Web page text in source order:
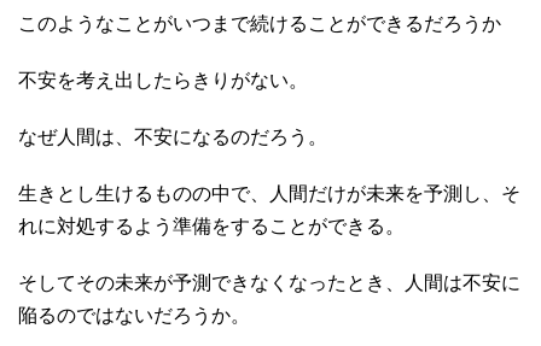
このようなことがいつまで続けることができるだろうか
不安を考え出したらきりがない。
なぜ人間は、不安になるのだろう。
生きとし生けるものの中で、人間だけが未来を予測し、そ
れに対処するよう準備をすることができる。
そしてその未来が予測できなくなったとき、人間は不安に
陥るのではないだろうか。